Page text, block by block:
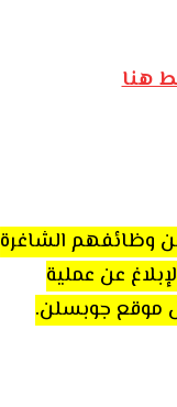
هنا
وظائفهم الشاغرة
عن عملية
موقع جوبسلن.